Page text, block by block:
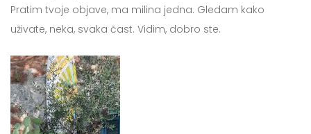
Pratim tvoje objave, ma milina jedna. Gledam kako
uživate, neka, svaka čast. Vidim, dobro ste.